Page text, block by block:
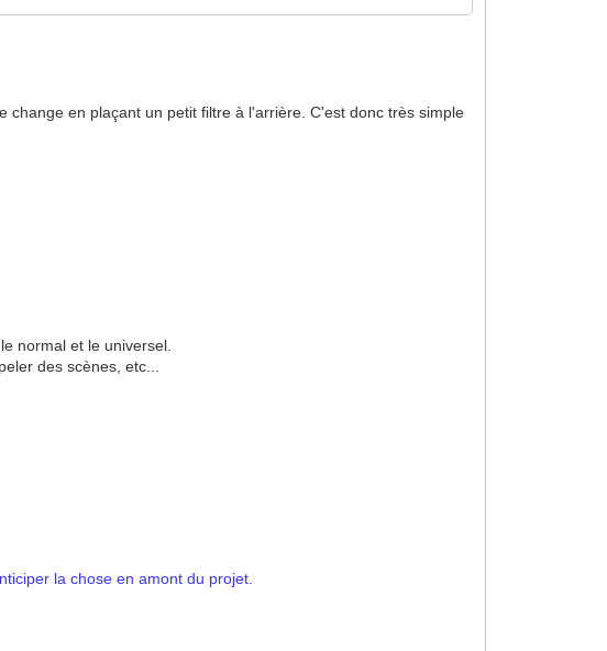
en plaçant un petit filtre à l'arrière. C'est donc très simple
normal et le universel.
des scènes, etc...
la chose en amont du projet.